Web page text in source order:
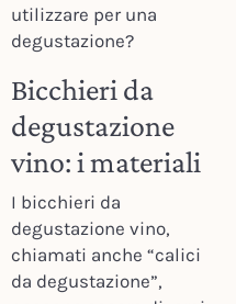
utilizzare per una
degustazione?
Bicchieri da
degustazione
vino: i materiali
I bicchieri da
degustazione vino,
chiamati anche “calici
da degustazione”,